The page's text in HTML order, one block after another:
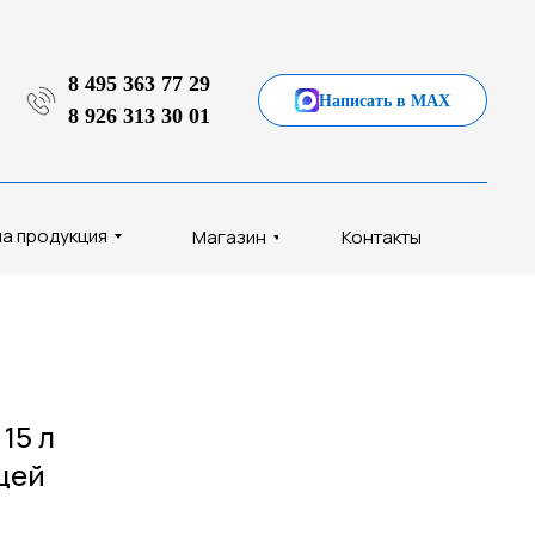
8 495 363 77 29
8 926 313 30 01
Написать в MAX
продукция Контакты
Магазин
л